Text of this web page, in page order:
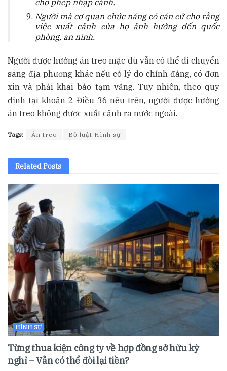
cho phép nhập cảnh.
Người mà cơ quan chức năng có căn cứ cho rằng
việc xuất cảnh của họ ảnh hưởng đến quốc
phòng, an ninh.
Người được hưởng án treo mặc dù vẫn có thể di chuyển
sang địa phương khác nếu có lý do chính đáng, có đơn
xin và phải khai báo tạm vắng. Tuy nhiên, theo quy
định tại khoản 2 Điều 36 nêu trên, người được hưởng
án treo không được xuất cảnh ra nước ngoài.
Tags: Án treo Bộ luật Hình sự
RelatedPosts
HÌNH SỰ
Từng thua kiện công ty về hợp đồng sở hữu kỳ
nghỉ – Vẫn có thể đòi lại tiền?